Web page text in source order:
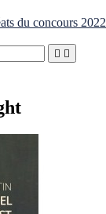
du concours 2022
 